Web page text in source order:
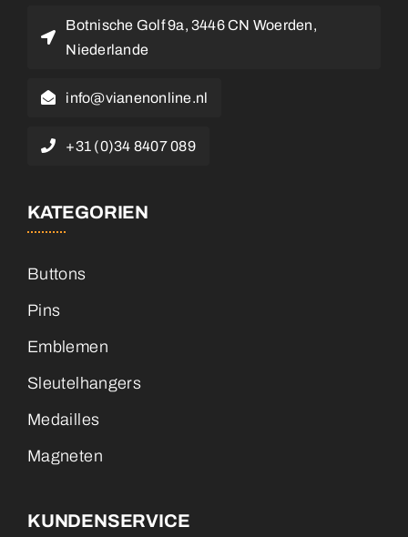
Botnische Golf 9a, 3446 CN Woerden,
Niederlande
info@vianenonline.nl
+31 (0)34 8407 089
KATEGORIEN
Buttons
Pins
Emblemen
Sleutelhangers
Medailles
Magneten
KUNDENSERVICE